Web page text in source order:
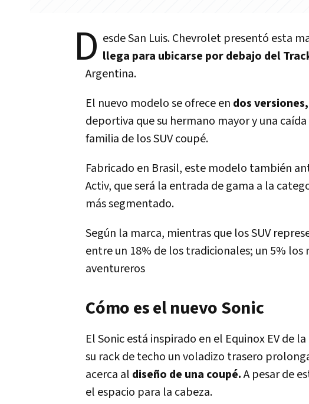
D esde San Luis. Chevrolet presentó esta
llega para ubicarse por debajo del
Argentina.
El nuevo modelo se ofrece en dos
deportiva que su hermano mayor y una
familia de los SUV coupé.
Fabricado en Brasil, este modelo también
Activ, que será la entrada de gama a la
más segmentado.
Según la marca, mientras que los SUV
entre un 18% de los tradicionales; un 5%
aventureros
Cómo es el nuevo Sonic
El Sonic está inspirado en el Equinox EV de
su rack de techo un voladizo trasero
acerca al diseño de una coupé.A pesar de
el espacio para la cabeza.